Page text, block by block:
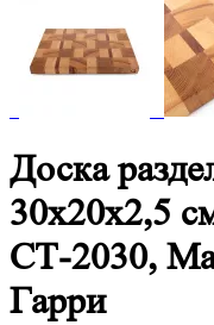
Доска
30х20х2,5
СТ-2030,
Гарри